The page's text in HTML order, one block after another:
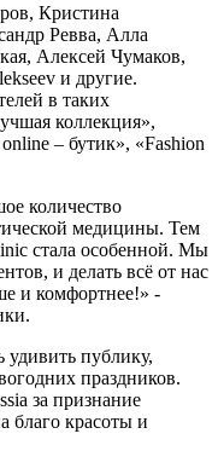
Кристина
Ревва, Алла
Алексей Чумаков,
и другие.
в таких
коллекция»,
– бутик», «Fashion
количество
медицины. Тем
стала особенной. Мы
и делать всё от нас
и комфортнее!» -
удивить публику,
праздников.
за признание
благо красоты и